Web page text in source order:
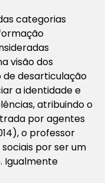
categorias
visão dos
de desarticulação
a identidade e
atribuindo o
por agentes
o professor
por ser um
Igualmente